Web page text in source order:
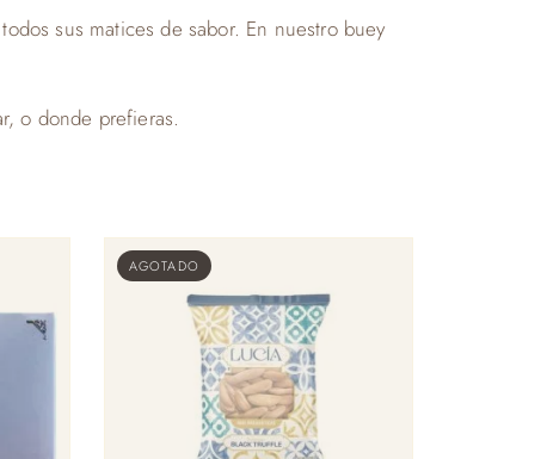
sus matices de sabor. En nuestro buey
o donde prefieras.
AGOTADO